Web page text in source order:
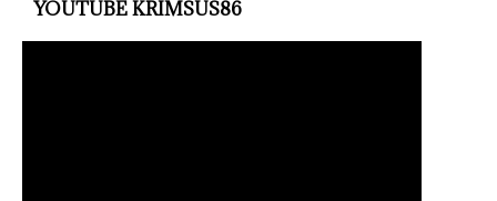
YOUTUBE KRIMSUS86